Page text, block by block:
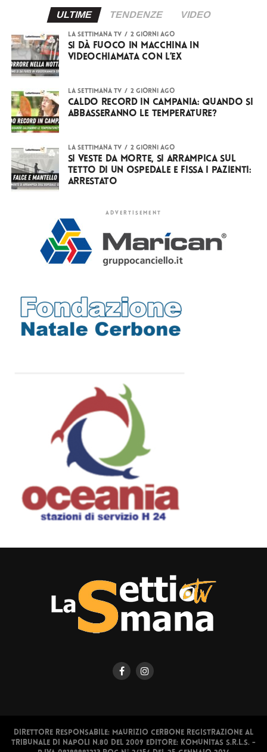
ULTIME TENDENZE VIDEO
LA SETTIMANA TV 2 giorni ago
Si dà fuoco in macchina in
videochiamata con l’ex
LA SETTIMANA TV 2 giorni ago
Caldo record in Campania: quando si
abbasseranno le temperature?
LA SETTIMANA TV 2 giorni ago
Si veste da Morte, si arrampica sul
tetto di un ospedale e fissa i pazienti:
arrestato
ADVERTISEMENT
Direttore responsabile: Maurizio Cerbone Registrazione al
Tribunale di Napoli n.80 del 2009 Editore: Komunitas S.r.l.s. -